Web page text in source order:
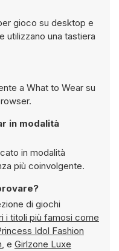
gioco su desktop e
utilizzano una tastiera
a What to Wear su
più coinvolgente.
di giochi
Dress Up e scopri i titoli più famosi come
Idol Fashion
, e Girlzone Luxe